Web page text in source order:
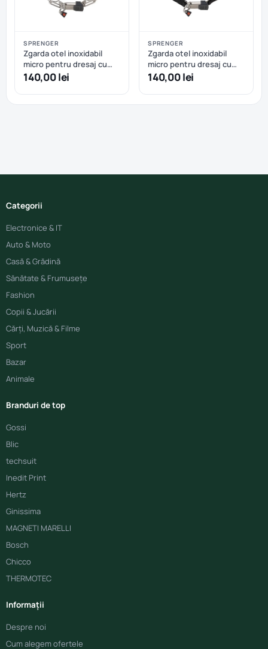
SPRENGER
Zgarda otel inoxidabil
micro pentru dresaj cu
eliberare rapida Hermann
Sprenger - 40 cm
140,00 lei
SPRENGER
Zgarda otel inoxidabil
micro pentru dresaj cu
eliberare rapida Sprenger
– 41 cm
140,00 lei
Categorii
Electronice & IT
Auto & Moto
Casă & Grădină
Sănătate & Frumusețe
Fashion
Copii & Jucării
Cărți, Muzică & Filme
Sport
Bazar
Animale
Branduri de top
Gossi
Blic
techsuit
Inedit Print
Hertz
Ginissima
MAGNETI MARELLI
Bosch
Chicco
THERMOTEC
Informații
Despre noi
Cum alegem ofertele